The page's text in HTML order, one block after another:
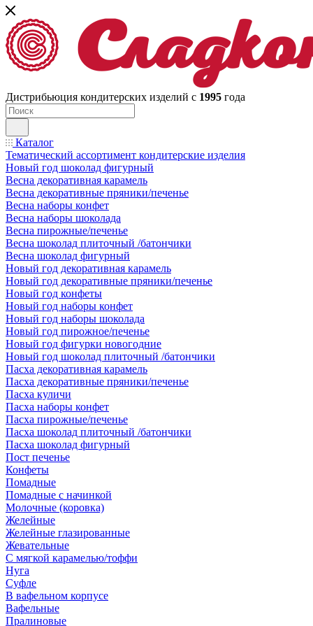
Дистрибьюция кондитерских изделий с 1995 года
Каталог
Тематический ассортимент кондитерские изделия
Новый год шоколад фигурный
Весна декоративная карамель
Весна декоративные пряники/печенье
Весна наборы конфет
Весна наборы шоколада
Весна пирожные/печенье
Весна шоколад плиточный /батончики
Весна шоколад фигурный
Новый год декоративная карамель
Новый год декоративные пряники/печенье
Новый год конфеты
Новый год наборы конфет
Новый год наборы шоколада
Новый год пирожное/печенье
Новый год фигурки новогодние
Новый год шоколад плиточный /батончики
Пасха декоративная карамель
Пасха декоративные пряники/печенье
Пасха куличи
Пасха наборы конфет
Пасха пирожные/печенье
Пасха шоколад плиточный /батончики
Пасха шоколад фигурный
Пост печенье
Конфеты
Помадные
Помадные с начинкой
Молочные (коровка)
Желейные
Желейные глазированные
Жевательные
С мягкой карамелью/тоффи
Нуга
Суфле
В вафельном корпусе
Вафельные
Пралиновые